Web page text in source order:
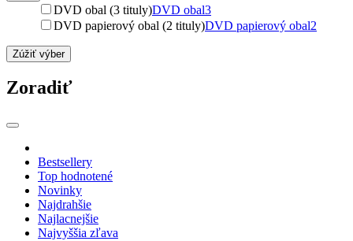
DVD obal (3 tituly)DVD obal3
DVD papierový obal (2 tituly)DVD papierový obal2
Zúžiť výber
Zoradiť
Bestsellery
Top hodnotené
Novinky
Najdrahšie
Najlacnejšie
Najvyššia zľava